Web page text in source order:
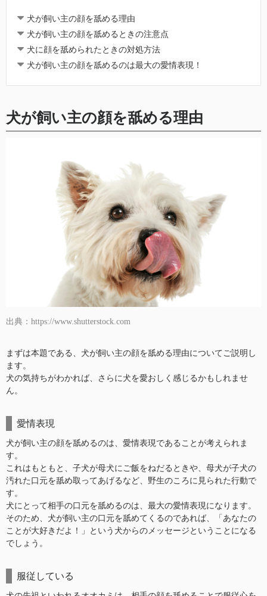
犬が飼い主の顔を舐める理由
犬が飼い主の顔を舐めるときの注意点
犬に顔を舐められたときの対処方法
犬が飼い主の顔を舐めるのは最大の愛情表現！
犬が飼い主の顔を舐める理由
出典：https://www.shutterstock.com
まずは本題である、犬が飼い主の顔を舐める理由についてご説明し
ます。
犬の気持ちがわかれば、さらに犬を愛おしく感じるかもしれませ
ん。
愛情表現
犬が飼い主の顔を舐めるのは、愛情表現であることが考えられま
す。
これはもともと、子犬が母犬にご飯をねだるときや、母犬が子犬の
汚れた口元を舐め取ってあげるなど、野生のころに見られた行動で
す。
犬にとって相手の口元を舐めるのは、最大の愛情表現になります。
そのため、犬が飼い主の口元を舐めてくるのであれば、「あなたの
ことが大好きだよ！」という犬からのメッセージということになる
でしょう。
服従している